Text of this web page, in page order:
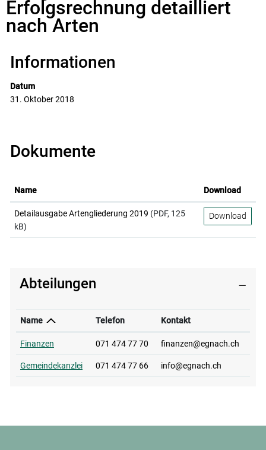
Erfolgsrechnung detailliert
nach Arten
Informationen
Datum
31. Oktober 2018
Dokumente
Name Download
Detailausgabe Artengliederung 2019 (PDF, 125
kB)
Download
Abteilungen
Name Telefon Kontakt
Finanzen 071 474 77 70 finanzen@egnach.ch
Gemeindekanzlei 071 474 77 66 info@egnach.ch
Fusszeile